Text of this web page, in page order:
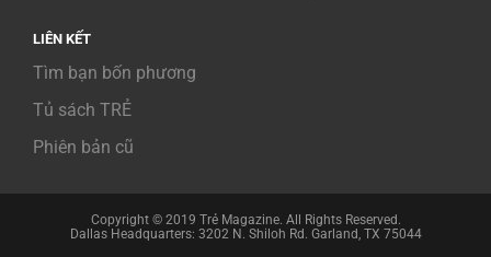
LIÊN KẾT
Tìm bạn bốn phương
Tủ sách TRẺ
Phiên bản cũ
Copyright © 2019 Trẻ Magazine. All Rights Reserved.
Dallas Headquarters: 3202 N. Shiloh Rd. Garland, TX 75044